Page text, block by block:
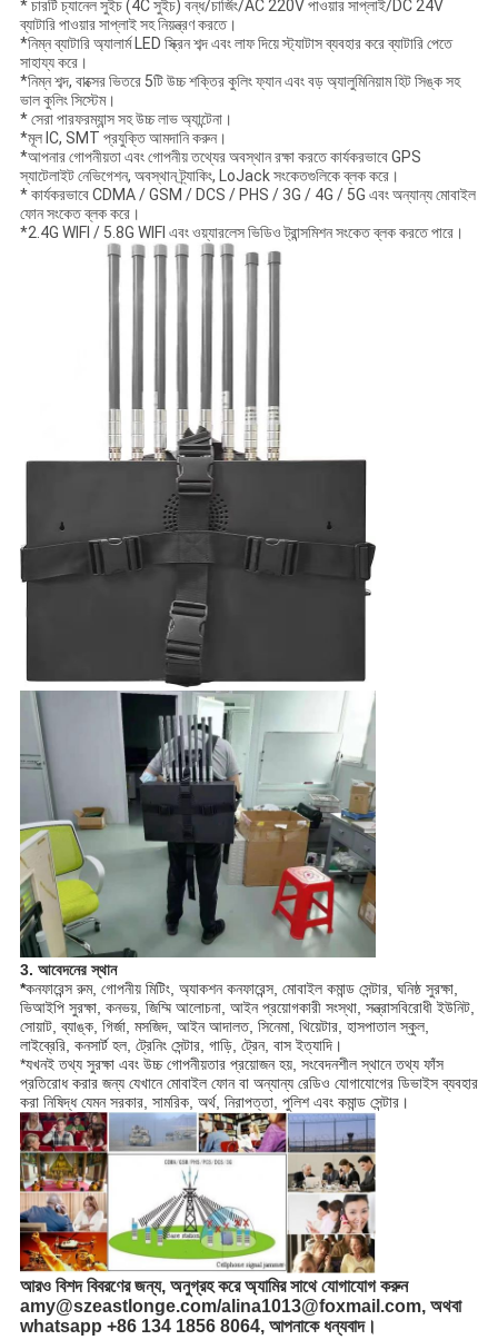
* চারটি চ্যানেল সুইচ (4C সুইচ) বন্ধ/চার্জিং/AC 220V পাওয়ার সাপ্লাই/DC 24V
ব্যাটারি পাওয়ার সাপ্লাই সহ নিয়ন্ত্রণ করতে।
*নিম্ন ব্যাটারি অ্যালার্ম LED স্ক্রিন শব্দ এবং লাফ দিয়ে স্ট্যাটাস ব্যবহার করে ব্যাটারি পেতে
সাহায্য করে।
*নিম্ন শব্দ, বাক্সের ভিতরে 5টি উচ্চ শক্তির কুলিং ফ্যান এবং বড় অ্যালুমিনিয়াম হিট সিঙ্ক সহ
ভাল কুলিং সিস্টেম।
* সেরা পারফরম্যান্স সহ উচ্চ লাভ অ্যান্টেনা।
*মূল IC, SMT প্রযুক্তি আমদানি করুন।
*আপনার গোপনীয়তা এবং গোপনীয় তথ্যের অবস্থান রক্ষা করতে কার্যকরভাবে GPS
স্যাটেলাইট নেভিগেশন, অবস্থান ট্র্যাকিং, LoJack সংকেতগুলিকে ব্লক করে।
* কার্যকরভাবে CDMA / GSM / DCS / PHS / 3G / 4G / 5G এবং অন্যান্য মোবাইল
ফোন সংকেত ব্লক করে।
*2.4G WIFI / 5.8G WIFI এবং ওয়্যারলেস ভিডিও ট্রান্সমিশন সংকেত ব্লক করতে পারে।
3. আবেদনের স্থান
*কনফারেন্স রুম, গোপনীয় মিটিং, অ্যাকশন কনফারেন্স, মোবাইল কমান্ড সেন্টার, ঘনিষ্ঠ সুরক্ষা,
ভিআইপি সুরক্ষা, কনভয়, জিম্মি আলোচনা, আইন প্রয়োগকারী সংস্থা, সন্ত্রাসবিরোধী ইউনিট,
সোয়াট, ব্যাঙ্ক, গির্জা, মসজিদ, আইন আদালত, সিনেমা, থিয়েটার, হাসপাতাল স্কুল,
লাইব্রেরি, কনসার্ট হল, ট্রেনিং সেন্টার, গাড়ি, ট্রেন, বাস ইত্যাদি।
*যখনই তথ্য সুরক্ষা এবং উচ্চ গোপনীয়তার প্রয়োজন হয়, সংবেদনশীল স্থানে তথ্য ফাঁস
প্রতিরোধ করার জন্য যেখানে মোবাইল ফোন বা অন্যান্য রেডিও যোগাযোগের ডিভাইস ব্যবহার
করা নিষিদ্ধ যেমন সরকার, সামরিক, অর্থ, নিরাপত্তা, পুলিশ এবং কমান্ড সেন্টার।
আরও বিশদ বিবরণের জন্য, অনুগ্রহ করে অ্যামির সাথে যোগাযোগ করুন
amy@szeastlonge.com/alina1013@foxmail.com, অথবা
whatsapp +86 134 1856 8064, আপনাকে ধন্যবাদ।